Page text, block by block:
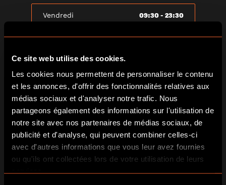
Ce site web utilise des cookies.
Les cookies nous permettent de personnaliser le contenu
et les annonces, d'offrir des fonctionnalités relatives aux
médias sociaux et d'analyser notre trafic. Nous
partageons également des informations sur l'utilisation de
notre site avec nos partenaires de médias sociaux, de
publicité et d'analyse, qui peuvent combiner celles-ci
avec d'autres informations que vous leur avez fournies
ou qu'ils ont collectées lors de votre utilisation de leurs
services.
Vendredi 09:30 - 23:30
Samedi 09:30 - 23:30
Dimanche
INFORMATIONS ESSENTIELLES
POUR LES JOUEURS ESCAPE
HUNT